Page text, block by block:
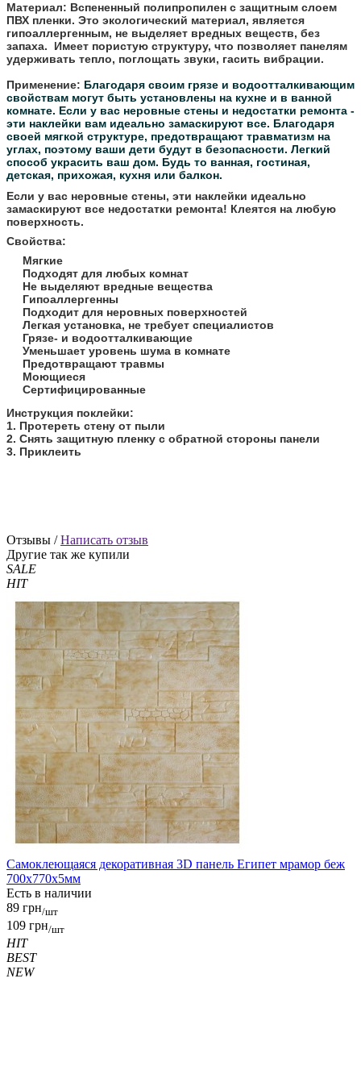
Материал: Вспененный полипропилен с защитным слоем
ПВХ пленки. Это экологический материал, является
гипоаллергенным, не выделяет вредных веществ, без
запаха. Имеет пористую структуру, что позволяет панелям
удерживать тепло, поглощать звуки, гасить вибрации.
Применение: Благодаря своим грязе и водоотталкивающим
свойствам могут быть установлены на кухне и в ванной
комнате. Если у вас неровные стены и недостатки ремонта -
эти наклейки вам идеально замаскируют все. Благодаря
своей мягкой структуре, предотвращают травматизм на
углах, поэтому ваши дети будут в безопасности. Легкий
способ украсить ваш дом. Будь то ванная, гостиная,
детская, прихожая, кухня или балкон.
Если у вас неровные стены, эти наклейки идеально
замаскируют все недостатки ремонта! Клеятся на любую
поверхность.
Свойства:
Мягкие
Подходят для любых комнат
Не выделяют вредные вещества
Гипоаллергенны
Подходит для неровных поверхностей
Легкая установка, не требует специалистов
Грязе- и водоотталкивающие
Уменьшает уровень шума в комнате
Предотвращают травмы
Моющиеся
Сертифицированные
​Инструкция поклейки:
1. Протереть стену от пыли
2. Снять защитную пленку с обратной стороны панели
3. Приклеить
Отзывы /Написать отзыв
Другие так же купили
SALE
HIT
Самоклеющаяся декоративная 3D панель Египет мрамор беж
700x770x5мм
Есть в наличии
89 грн/шт
109 грн/шт
HIT
BEST
NEW